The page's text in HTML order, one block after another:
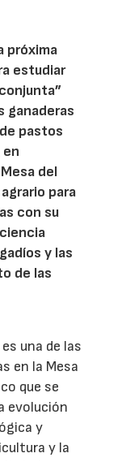
próxima
estudiar
ganaderas
pastos
en
del
para
con su
y las
de las
una de las
en la Mesa
que se
evolución
y
y la